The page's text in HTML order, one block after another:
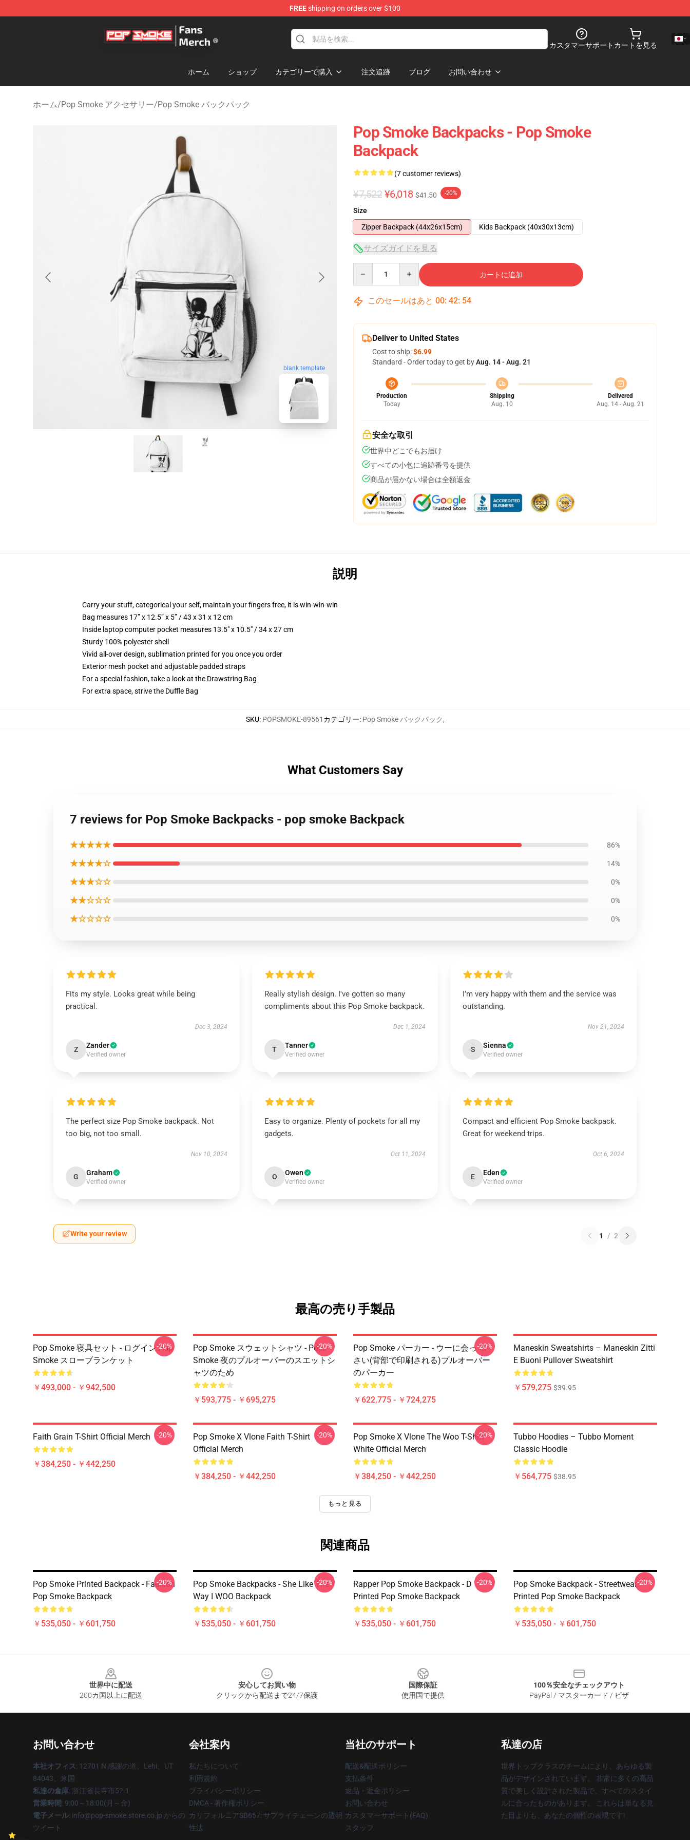
FREEshipping on orders over $100
Pop Smoke Store - Official Pop Smoke Merchandise Shop
カスタマーサポート カートを見る
ホーム ショップ カテゴリーで購入 注文追跡 ブログ お問い合わせ
ホーム/Pop Smoke アクセサリー/Pop Smoke バックパック
blank template
Pop Smoke Backpacks - Pop Smoke
Backpack
(7 customer reviews)
¥7,522 ¥6,018 $41.50 -20%
Size
Zipper Backpack (44x26x15cm)
Kids Backpack (40x30x13cm)
サイズガイドを見る
カートに追加
このセールはあと 00: 42: 53
Deliver to United States
Cost to ship:$6.99
Standard - Order today to get byAug. 14 - Aug. 21
Production
Today
Shipping
Aug. 10
Delivered
Aug. 14 - Aug. 21
安全な取引
世界中どこでもお届け
すべての小包に追跡番号を提供
商品が届かない場合は全額返金
説明
Carry your stuff, categorical your self, maintain your fingers free, it is win-win-win
Bag measures 17” x 12.5” x 5” / 43 x 31 x 12 cm
Inside laptop computer pocket measures 13.5" x 10.5" / 34 x 27 cm
Sturdy 100% polyester shell
Vivid all-over design, sublimation printed for you once you order
Exterior mesh pocket and adjustable padded straps
For a special fashion, take a look at the Drawstring Bag
For extra space, strive the Duffle Bag
SKU: POPSMOKE-89561 カテゴリー: Pop Smoke バックパック,
What Customers Say
7 reviews for Pop Smoke Backpacks - pop smoke Backpack
★★★★★ 86%
★★★★☆ 14%
★★★☆☆ 0%
★★☆☆☆ 0%
★☆☆☆☆ 0%
Fits my style. Looks great while being
practical.
Dec 3, 2024
Z Zander
Verified owner
Really stylish design. I've gotten so many
compliments about this Pop Smoke backpack.
Dec 1, 2024
T Tanner
Verified owner
I’m very happy with them and the service was
outstanding.
Nov 21, 2024
S Sienna
Verified owner
The perfect size Pop Smoke backpack. Not
too big, not too small.
Nov 10, 2024
G Graham
Verified owner
Easy to organize. Plenty of pockets for all my
gadgets.
Oct 11, 2024
O Owen
Verified owner
Compact and efficient Pop Smoke backpack.
Great for weekend trips.
Oct 6, 2024
E Eden
Verified owner
Write your review 1 / 2
最高の売り手製品
Pop Smoke 寝具セット - ログイン Pop
Smoke スローブランケット
￥493,000 - ￥942,500
-20%
Pop Smoke スウェットシャツ - Pop
Smoke 夜のプルオーバーのスエットシ
ャツのため
￥593,775 - ￥695,275
-20%
Pop Smoke パーカー - ウーに会って下
さい(背部で印刷される)プルオーバー
のパーカー
￥622,775 - ￥724,275
-20%
Maneskin Sweatshirts – Maneskin Zitti
E Buoni Pullover Sweatshirt
￥579,275 $39.95
Faith Grain T-Shirt Official Merch
￥384,250 - ￥442,250
-20%
Pop Smoke X Vlone Faith T-Shirt
Official Merch
￥384,250 - ￥442,250
-20%
Pop Smoke X Vlone The Woo T-Shirt
White Official Merch
￥384,250 - ￥442,250
-20%
Tubbo Hoodies – Tubbo Moment
Classic Hoodie
￥564,775 $38.95
もっと見る
関連商品
Pop Smoke Printed Backpack - Fashion
Pop Smoke Backpack
￥535,050 - ￥601,750
-20%
Pop Smoke Backpacks - She Like The
Way I WOO Backpack
￥535,050 - ￥601,750
-20%
Rapper Pop Smoke Backpack - D
Printed Pop Smoke Backpack
￥535,050 - ￥601,750
-20%
Pop Smoke Backpack - Streetwear
Printed Pop Smoke Backpack
￥535,050 - ￥601,750
-20%
世界中に配送
200カ国以上に配送
安心してお買い物
クリックから配送まで24/7保護
国際保証
使用国で提供
100％安全なチェックアウト
PayPal / マスターカード / ビザ
お問い合わせ
本社オフィス: 12701 N 感謝の道、Lehi、UT
84043、米国
私達の倉庫: 浙江省長寺市52-1
営業時間: 9:00～18:00(月～金)
電子メール: info@pop-smoke.store.co.jp からの
ツイート
会社案内
私たちについて
利用規約
プライバシーポリシー
DMCA - 著作権ポリシー
カリフォルニアSB657: サプライチェーンの透明
性法
当社のサポート
配送&配送ポリシー
支払条件
返品・返金ポリシー
お問い合わせ
カスタマーサポート(FAQ)
スタッフ
私達の店
世界トップクラスのチームにより、あらゆる製
品がデザインされています。 非常に多くの高品
質で美しく設計された製品で、すべてのスタイ
ルに合ったものがあります。 これらは単なる見
た目よりも、あなたの個性の表現です!